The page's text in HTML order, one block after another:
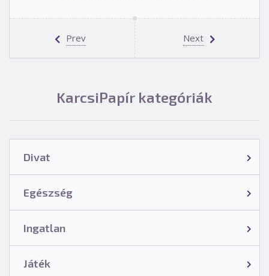
Prev Next
KarcsiPapír kategóriák
Divat
Egészség
Ingatlan
Játék